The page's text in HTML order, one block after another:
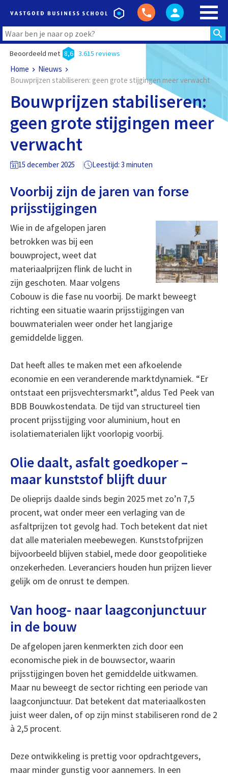
Beoordeeld met 8,6 3.615 reviews
Home
Nieuws
Bouwprijzen stabiliseren: geen grote stijgingen meer verwacht
Bouwprijzen stabiliseren:
geen grote stijgingen meer
verwacht
15 december 2025 Leestijd: 3 minuten
Voorbij zijn de jaren van forse
prijsstijgingen
Wie in de afgelopen jaren
betrokken was bij een
bouwproject, weet dat
materiaalprijzen flink de lucht in
zijn geschoten. Maar volgens
Cobouw is die fase nu voorbij. De markt beweegt
richting een situatie waarin prijsstijgingen van
bouwmaterialen weer onder het langjarige
gemiddelde liggen.
Dat heeft alles te maken met een afkoelende
economie en een veranderende marktdynamiek. “Er
ontstaat een prijsvechtersmarkt”, aldus Ted Peek van
BDB Bouwkostendata. De tijd van structureel tien
procent prijsstijging voor aluminium, hout en
isolatiematerialen lijkt voorlopig voorbij.
Olie daalt, asfalt goedkoper –
maar kunststof blijft duur
De olieprijs daalde sinds begin 2025 met zo’n 7,5
procent, wat onder meer een verlaging van de
asfaltprijzen tot gevolg had. Toch betekent dat niet
dat alle materialen meebewegen. Kunststofprijzen
bijvoorbeeld blijven stabiel, mede door geopolitieke
onzekerheden. Leveranciers houden hun prijzen liever
gelijk om de onrust te dempen.
Van hoog- naar laagconjunctuur
in de bouw
De afgelopen jaren kenmerkten zich door een
economische piek in de bouwsector, waarin
prijsstijgingen boven het gemiddelde uitkwamen.
Maar nu beweegt de sector richting een periode van
laagconjunctuur. Dat betekent dat materiaalkosten
juist weer dalen, of op zijn minst stabiliseren rond de 2
à 2,5 procent.
Deze ontwikkeling is prettig voor opdrachtgevers,
maar minder gunstig voor aannemers. In een